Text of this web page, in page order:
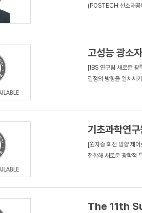
(POSTECH 신소재공
고성능 광소
[IBS 연구팀 새로운 광
결정의 방향을 일치시
기초과학연
[원자층 회전 방향 제
접합해 새로운 광학적
The 11th